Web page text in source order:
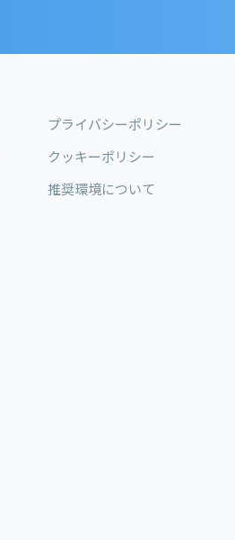
プライバシーポリシー
クッキーポリシー
推奨環境について